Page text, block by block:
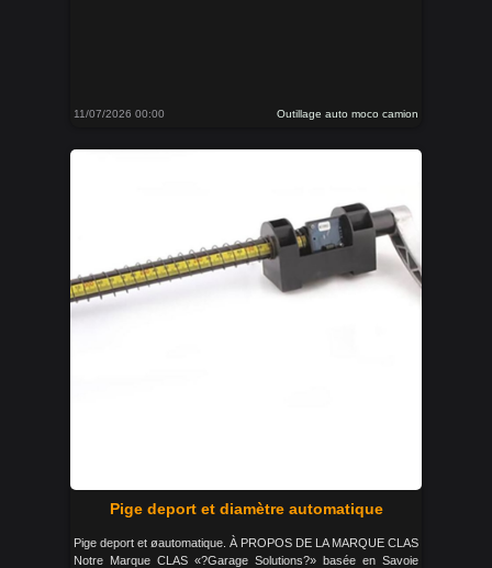
11/07/2026 00:00 Outillage auto moco camion
Pige deport et diamètre automatique
Pige deport et øautomatique. À PROPOS DE LA MARQUE CLAS
Notre Marque CLAS «?Garage Solutions?» basée en Savoie